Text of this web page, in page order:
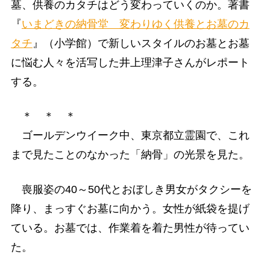
墓、供養のカタチはどう変わっていくのか。著書
『いまどきの納骨堂 変わりゆく供養とお墓のカ
タチ』（小学館）で新しいスタイルのお墓とお墓
に悩む人々を活写した井上理津子さんがレポート
する。
＊ ＊ ＊
ゴールデンウイーク中、東京都立霊園で、これ
まで見たことのなかった「納骨」の光景を見た。
喪服姿の40～50代とおぼしき男女がタクシーを
降り、まっすぐお墓に向かう。女性が紙袋を提げ
ている。お墓では、作業着を着た男性が待ってい
た。